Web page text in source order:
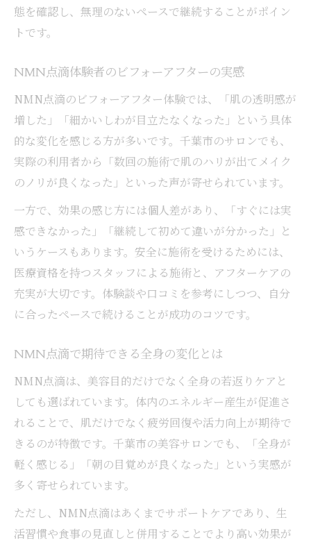
態を確認し、無理のないペースで継続することがポイン
トです。
NMN点滴体験者のビフォーアフターの実感
NMN点滴のビフォーアフター体験では、「肌の透明感が
増した」「細かいしわが目立たなくなった」という具体
的な変化を感じる方が多いです。千葉市のサロンでも、
実際の利用者から「数回の施術で肌のハリが出てメイク
のノリが良くなった」といった声が寄せられています。
一方で、効果の感じ方には個人差があり、「すぐには実
感できなかった」「継続して初めて違いが分かった」と
いうケースもあります。安全に施術を受けるためには、
医療資格を持つスタッフによる施術と、アフターケアの
充実が大切です。体験談や口コミを参考にしつつ、自分
に合ったペースで続けることが成功のコツです。
NMN点滴で期待できる全身の変化とは
NMN点滴は、美容目的だけでなく全身の若返りケアと
しても選ばれています。体内のエネルギー産生が促進さ
れることで、肌だけでなく疲労回復や活力向上が期待で
きるのが特徴です。千葉市の美容サロンでも、「全身が
軽く感じる」「朝の目覚めが良くなった」という実感が
多く寄せられています。
ただし、NMN点滴はあくまでサポートケアであり、生
活習慣や食事の見直しと併用することでより高い効果が